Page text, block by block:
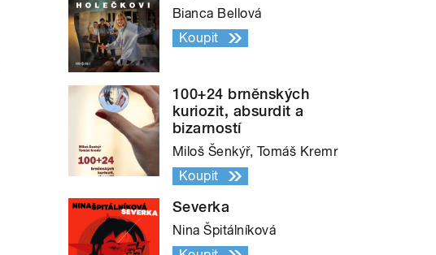
Bianca Bellová
Koupit
100+24 brněnských
kuriozit, absurdit a
bizarností
Miloš Šenkýř, Tomáš Kremr
Koupit
Severka
Nina Špitálníková